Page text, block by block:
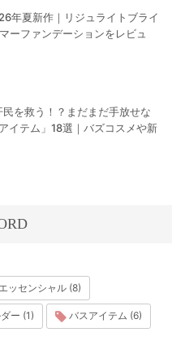
年夏新作｜リジュライトブライ
ーファンデーションをレビュ
民を救う！？まだまだ手放せな
イテム」18選｜バズコスメや新
ッセンシャル (8)
ー (1) バスアイテム (6)